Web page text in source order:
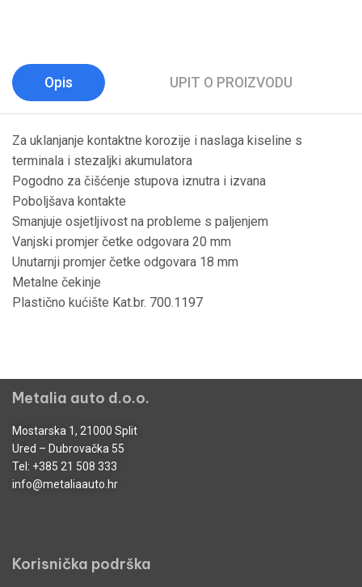
Opis UPIT O PROIZVODU
Za uklanjanje kontaktne korozije i naslaga kiseline s
terminala i stezaljki akumulatora
Pogodno za čišćenje stupova iznutra i izvana
Poboljšava kontakte
Smanjuje osjetljivost na probleme s paljenjem
Vanjski promjer četke odgovara 20 mm
Unutarnji promjer četke odgovara 18 mm
Metalne čekinje
Plastično kućište Kat.br. 700.1197
Metalia auto d.o.o.
Mostarska 1, 21000 Split
Ured – Dubrovačka 55
Tel: +385 21 508 333
info@metaliaauto.hr
Korisnička podrška